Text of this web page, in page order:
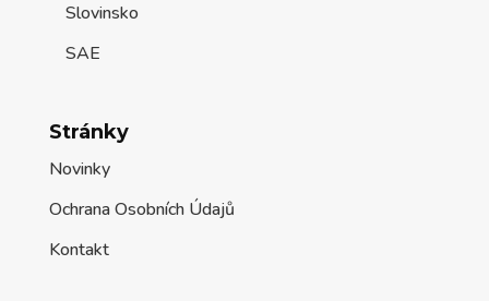
Slovinsko
SAE
Stránky
Novinky
Ochrana Osobních Údajů
Kontakt